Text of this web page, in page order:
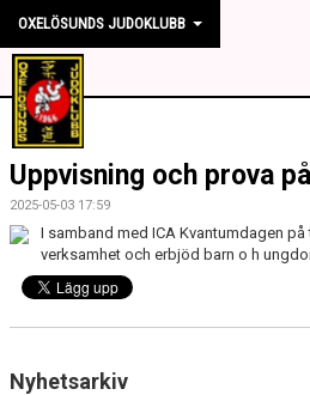
OXELÖSUNDS JUDOKLUBB
HEM
NYHETER
OM KLUBBEN
TRÄNINGSTIDER
TÄVLING
KONTAKT
Uppvisning och prova
2025-05-03 17:59
I samband med ICA Kvantumdagen
verksamhet och erbjöd barn o h
Nyhetsarkiv